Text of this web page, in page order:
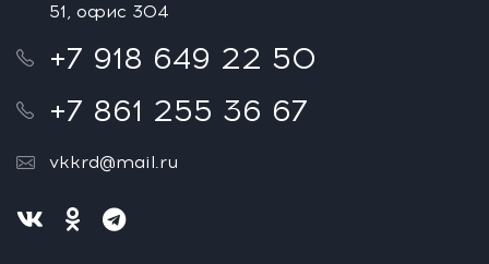
51, офис 304
+7 918 649 22 50
+7 861 255 36 67
vkkrd@mail.ru